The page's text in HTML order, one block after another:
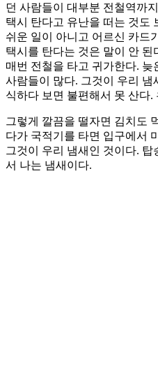
던 사람들이 대부분 전철역까
택시 탄다고 유난을 떠는 것도
쉬운 일이 아니고 어르신 카드
택시를 탄다는 것은 말이 안
매번 전철을 타고 귀가한다. 늦
사람들이 많다. 그것이 우리 냄
식하다 보면 불편해서 못 산다
그렇게 깔끔을 떨자면 김치도
다가 국적기를 타면 입구에서
그것이 우리 냄새인 것이다. 탑
서 나는 냄새이다.